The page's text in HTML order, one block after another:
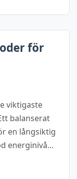
för
viktigaste
balanserat
en långsiktig
energinivå…